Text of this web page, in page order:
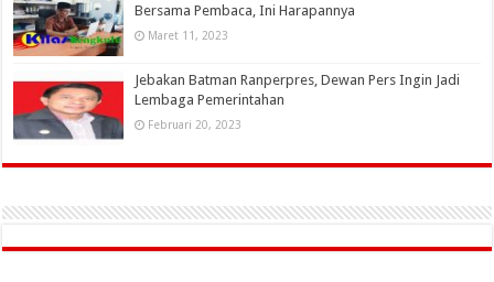
Bersama Pembaca, Ini Harapannya
Maret 11, 2023
Jebakan Batman Ranperpres, Dewan Pers Ingin Jadi
Lembaga Pemerintahan
Februari 20, 2023